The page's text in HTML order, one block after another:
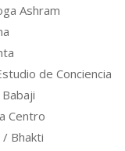
Ashram
de Conciencia
Centro
/ Bhakti